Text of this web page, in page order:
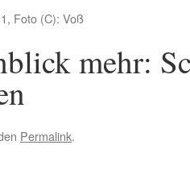
Foto (C): Voß
mehr:
Permalink.